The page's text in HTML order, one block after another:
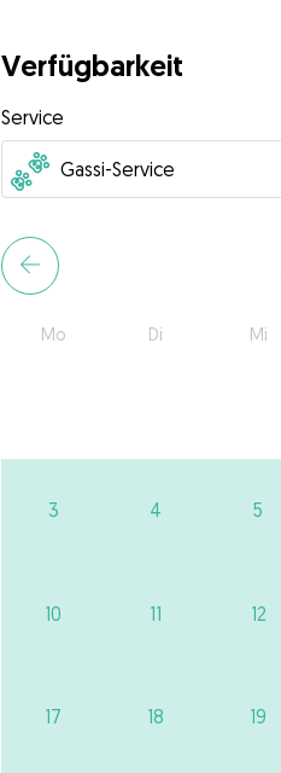
Verfügbarkeit
Service
Mo Di Mi
3 4 5
10 11 12
17 18 19